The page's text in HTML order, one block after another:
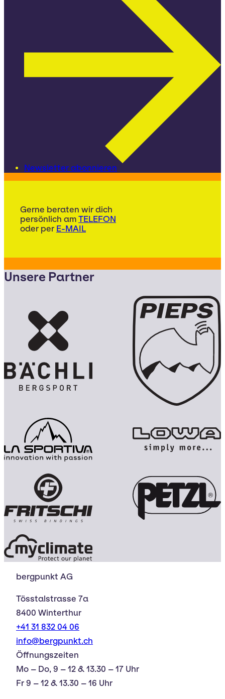
Newsletter abonnieren
Gerne beraten wir dich
persönlich am TELEFON
oder per E-MAIL
Unsere Partner
bergpunkt AG
Tösstalstrasse 7a
8400 Winterthur
+41 31 832 04 06
info@bergpunkt.ch
Öffnungszeiten
Mo – Do, 9 – 12 & 13.30 – 17 Uhr
Fr 9 – 12 & 13.30 – 16 Uhr